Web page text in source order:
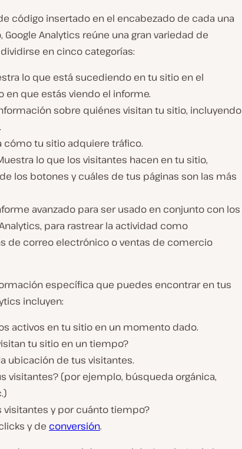
código insertado en el encabezado de cada una
Analytics reúne una gran variedad de
en cinco categorías:
lo que está sucediendo en tu sitio en el
que estás viendo el informe.
sobre quiénes visitan tu sitio, incluyendo
cómo tu sitio adquiere tráfico.
lo que los visitantes hacen en tu sitio,
los botones y cuáles de tus páginas son las más
avanzado para ser usado en conjunto con los
para rastrear la actividad como
de correo electrónico o ventas de comercio
específica que puedes encontrar en tus
incluyen:
activos en tu sitio en un momento dado.
tu sitio en un tiempo?
ubicación de tus visitantes.
visitantes? (por ejemplo, búsqueda orgánica,
visitantes y por cuánto tiempo?
y de conversión.